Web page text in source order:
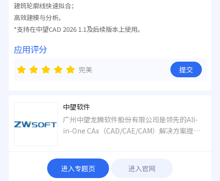
建筑轮廓线快速拟合；
高效建模与分析。
*支持在中望CAD 2026 1.1及后续版本上使用。
应用评分
完美 提交
中望软件
广州中望龙腾软件股份有限公司是领先的All-
in-One CAx（CAD/CAE/CAM）解决方案提供
件超过20年，建立了以“自主二维CAD、三维
CAD/CAM、流体/结构/电磁等多学科仿真”为
进入专题页 进入官网